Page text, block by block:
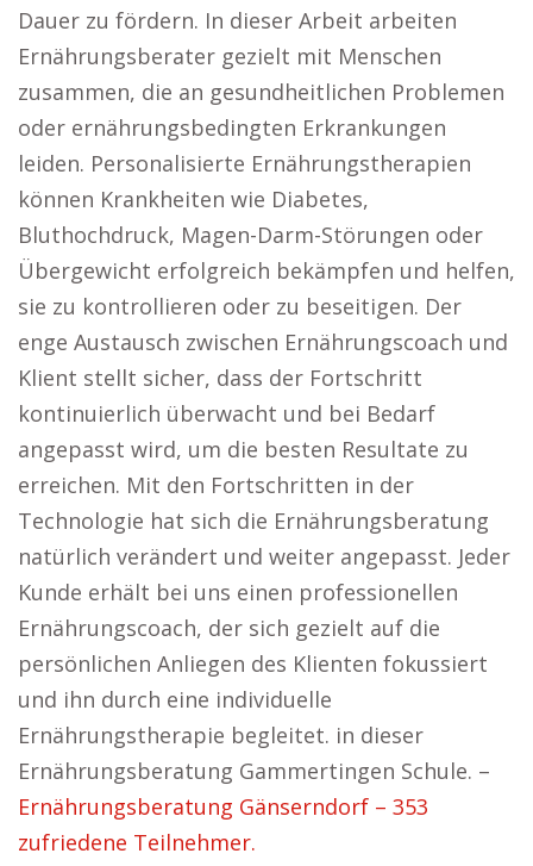
Dauer zu fördern. In dieser Arbeit arbeiten
Ernährungsberater gezielt mit Menschen
zusammen, die an gesundheitlichen Problemen
oder ernährungsbedingten Erkrankungen
leiden. Personalisierte Ernährungstherapien
können Krankheiten wie Diabetes,
Bluthochdruck, Magen-Darm-Störungen oder
Übergewicht erfolgreich bekämpfen und helfen,
sie zu kontrollieren oder zu beseitigen. Der
enge Austausch zwischen Ernährungscoach und
Klient stellt sicher, dass der Fortschritt
kontinuierlich überwacht und bei Bedarf
angepasst wird, um die besten Resultate zu
erreichen. Mit den Fortschritten in der
Technologie hat sich die Ernährungsberatung
natürlich verändert und weiter angepasst. Jeder
Kunde erhält bei uns einen professionellen
Ernährungscoach, der sich gezielt auf die
persönlichen Anliegen des Klienten fokussiert
und ihn durch eine individuelle
Ernährungstherapie begleitet. in dieser
Ernährungsberatung Gammertingen Schule. –
Ernährungsberatung Gänserndorf – 353
zufriedene Teilnehmer.